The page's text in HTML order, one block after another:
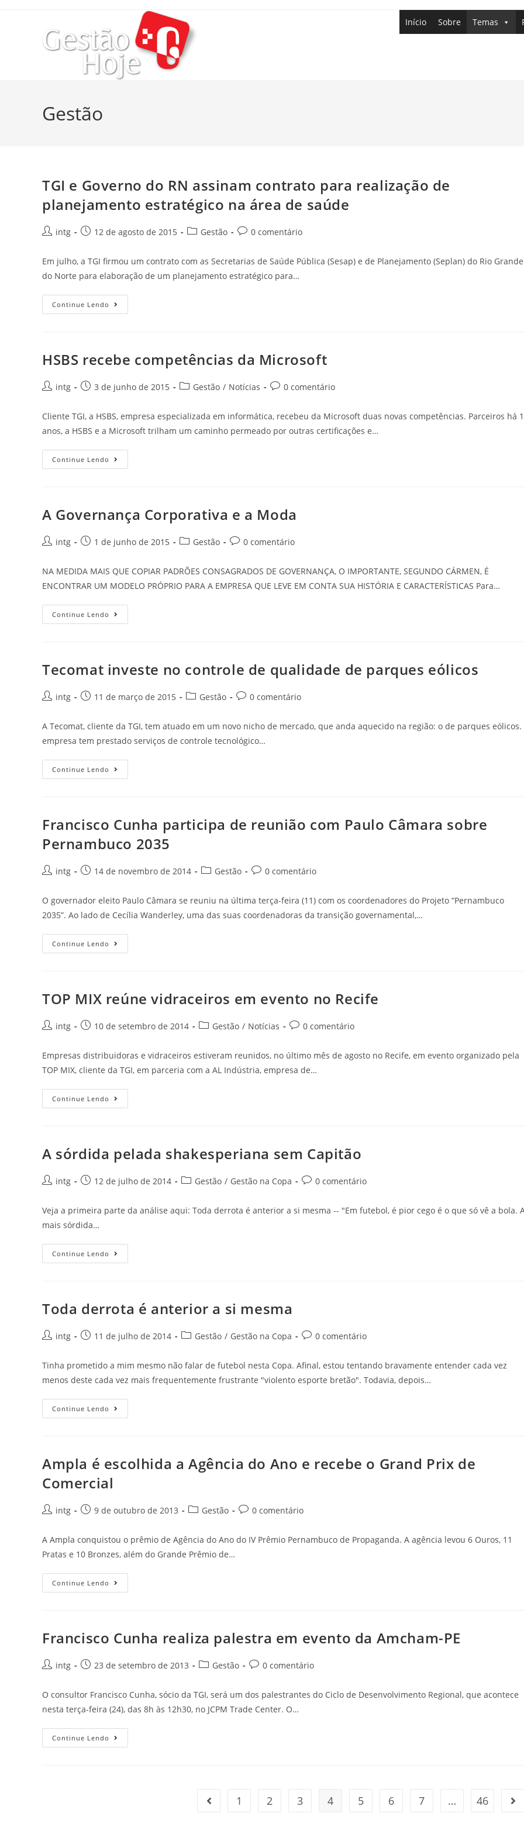
Início Sobre Temas
Gestão
TGI e Governo do RN assinam contrato para realização de
intg 12 de agosto de 2015 Gestão 0 comentário
Em julho, a TGI firmou um contrato com as Secretarias de Saúde Pública (Sesap) e de Planejamento (Seplan) do Rio Grande
do Norte para elaboração de um planejamento estratégico para…
Continue Lendo
HSBS recebe competências da Microsoft
intg 3 de junho de 2015 Gestão / Notícias 0 comentário
Cliente TGI, a HSBS, empresa especializada em informática, recebeu da Microsoft duas novas competências. Parceiros há
anos, a HSBS e a Microsoft trilham um caminho permeado por outras certificações e…
Continue Lendo
A Governança Corporativa e a Moda
intg 1 de junho de 2015 Gestão 0 comentário
NA MEDIDA MAIS QUE COPIAR PADRÕES CONSAGRADOS DE GOVERNANÇA, O IMPORTANTE, SEGUNDO CÁRMEN, É
ENCONTRAR UM MODELO PRÓPRIO PARA A EMPRESA QUE LEVE EM CONTA SUA HISTÓRIA E CARACTERÍSTICAS Para…
Continue Lendo
Tecomat investe no controle de qualidade de parques eólicos
intg 11 de março de 2015 Gestão 0 comentário
A Tecomat, cliente da TGI, tem atuado em um novo nicho de mercado, que anda aquecido na região: o de parques eólicos.
empresa tem prestado serviços de controle tecnológico…
Continue Lendo
Francisco Cunha participa de reunião com Paulo Câmara sobre
Pernambuco 2035
intg 14 de novembro de 2014 Gestão 0 comentário
O governador eleito Paulo Câmara se reuniu na última terça-feira (11) com os coordenadores do Projeto “Pernambuco
2035”. Ao lado de Cecília Wanderley, uma das suas coordenadoras da transição governamental,…
Continue Lendo
TOP MIX reúne vidraceiros em evento no Recife
intg 10 de setembro de 2014 Gestão / Notícias 0 comentário
Empresas distribuidoras e vidraceiros estiveram reunidos, no último mês de agosto no Recife, em evento organizado pela
TOP MIX, cliente da TGI, em parceria com a AL Indústria, empresa de…
Continue Lendo
A sórdida pelada shakesperiana sem Capitão
intg 12 de julho de 2014 Gestão / Gestão na Copa 0 comentário
Veja a primeira parte da análise aqui: Toda derrota é anterior a si mesma -- "Em futebol, é pior cego é o que só vê a bola.
mais sórdida…
Continue Lendo
Toda derrota é anterior a si mesma
intg 11 de julho de 2014 Gestão / Gestão na Copa 0 comentário
Tinha prometido a mim mesmo não falar de futebol nesta Copa. Afinal, estou tentando bravamente entender cada vez
menos deste cada vez mais frequentemente frustrante "violento esporte bretão". Todavia, depois…
Continue Lendo
Ampla é escolhida a Agência do Ano e recebe o Grand Prix de
Comercial
intg 9 de outubro de 2013 Gestão 0 comentário
A Ampla conquistou o prêmio de Agência do Ano do IV Prêmio Pernambuco de Propaganda. A agência levou 6 Ouros, 11
Pratas e 10 Bronzes, além do Grande Prêmio de…
Continue Lendo
Francisco Cunha realiza palestra em evento da Amcham-PE
intg 23 de setembro de 2013 Gestão 0 comentário
O consultor Francisco Cunha, sócio da TGI, será um dos palestrantes do Ciclo de Desenvolvimento Regional, que acontece
nesta terça-feira (24), das 8h às 12h30, no JCPM Trade Center. O…
Continue Lendo
1 2 3 4 5 6 7 … 46